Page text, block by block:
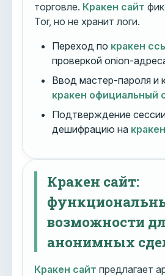
торговле. Кракен сайт
Tor, но не хранит логи.
Переход по кракен
проверкой onion-
Ввод мастер-пароля и
кракен официальный
Подтверждение
дешифрацию на
Кракен сайт:
возможности
анонимных
Кракен сайт предлагает